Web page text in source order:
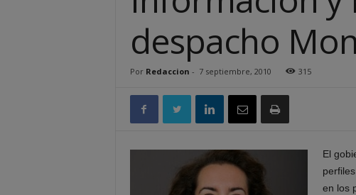
despacho
Por Redaccion - 7 septiembre, 2010 315
El
en los